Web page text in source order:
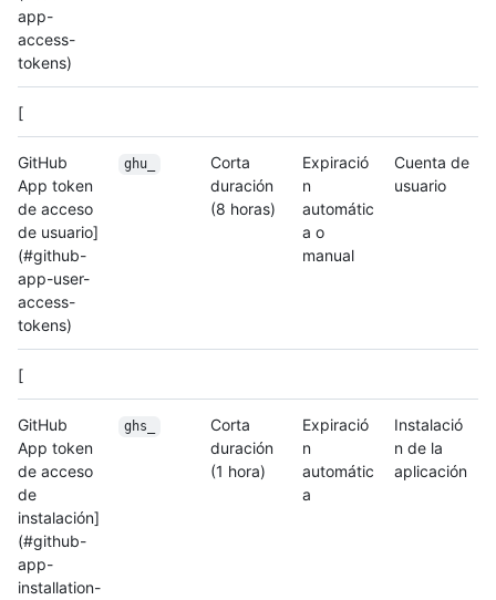
app-
access-
tokens)
[
GitHub
App token
de acceso
de usuario]
(#github-
app-user-
access-
tokens)
ghu_
Corta
duración
(8 horas)
Expiració
n
automátic
a o
manual
Cuenta de
usuario
[
GitHub
App token
de acceso
de
instalación]
(#github-
app-
installation-
ghs_
Corta
duración
(1 hora)
Expiració
n
automátic
a
Instalació
n de la
aplicación